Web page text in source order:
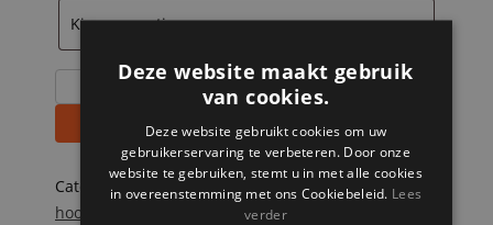
Steigerhouten
hoogslaper
hoekbureau
Marcel
aantal
Toevoegen aan winkelwagen
Categorieën: Steigerhouten bedden
Steigerhouten
hoogslapers
Steigerhouten kinderbedden
Deze website maakt gebruik
van cookies.
Deze website gebruikt cookies om uw
gebruikerservaring te verbeteren. Door onze
website te gebruiken, stemt u in met alle cookies
in overeenstemming met ons Cookiebeleid. Lees
verder